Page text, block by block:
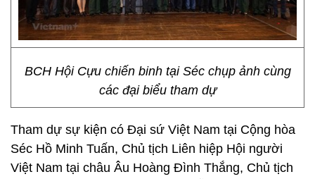
BCH Hội Cựu chiến binh tại Séc chụp ảnh cùng
các đại biểu tham dự
Tham dự sự kiện có Đại sứ Việt Nam tại Cộng hòa
Séc Hồ Minh Tuấn, Chủ tịch Liên hiệp Hội người
Việt Nam tại châu Âu Hoàng Đình Thắng, Chủ tịch